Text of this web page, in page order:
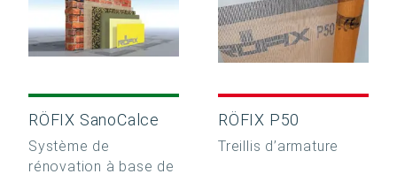
RÖFIX SanoCalce
Système de
rénovation à base de
RÖFIX P50
Treillis d’armature